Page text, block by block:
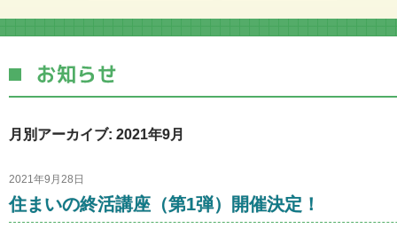
月別アーカイブ: 2021年9月
2021年9月28日
住まいの終活講座（第1弾）開催決定！